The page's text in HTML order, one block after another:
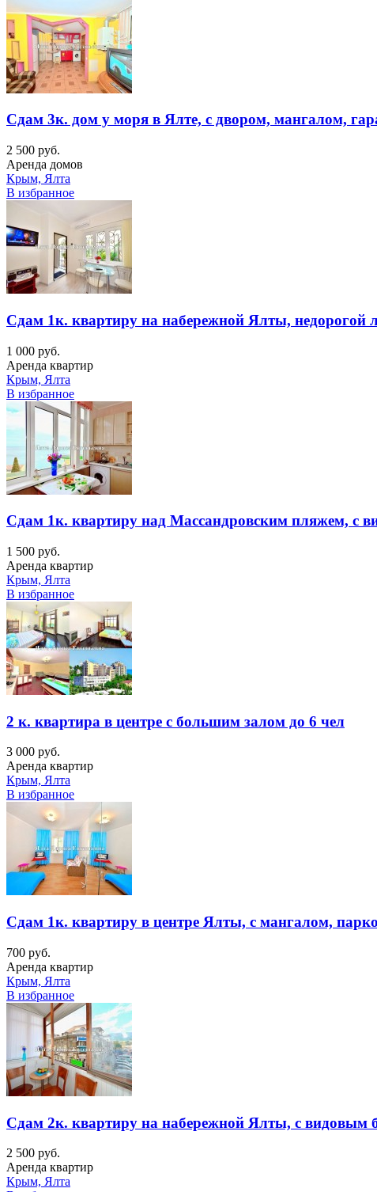
Сдам 3к. дом у моря в Ялте, с двором, мангалом,
2 500 руб.
Аренда домов
Крым, Ялта
В избранное
Сдам 1к. квартиру на набережной Ялты, недорогой
1 000 руб.
Аренда квартир
Крым, Ялта
В избранное
Сдам 1к. квартиру над Массандровским пляжем, с
1 500 руб.
Аренда квартир
Крым, Ялта
В избранное
2 к. квартира в центре с большим залом до 6 чел
3 000 руб.
Аренда квартир
Крым, Ялта
В избранное
Сдам 1к. квартиру в центре Ялты, с мангалом,
700 руб.
Аренда квартир
Крым, Ялта
В избранное
Сдам 2к. квартиру на набережной Ялты, с видовым
2 500 руб.
Аренда квартир
Крым, Ялта